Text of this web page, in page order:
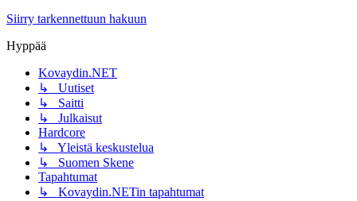
Siirry tarkennettuun hakuun
Hyppää
Kovaydin.NET
↳ Uutiset
↳ Saitti
↳ Julkaisut
Hardcore
↳ Yleistä keskustelua
↳ Suomen Skene
Tapahtumat
↳ Kovaydin.NETin tapahtumat